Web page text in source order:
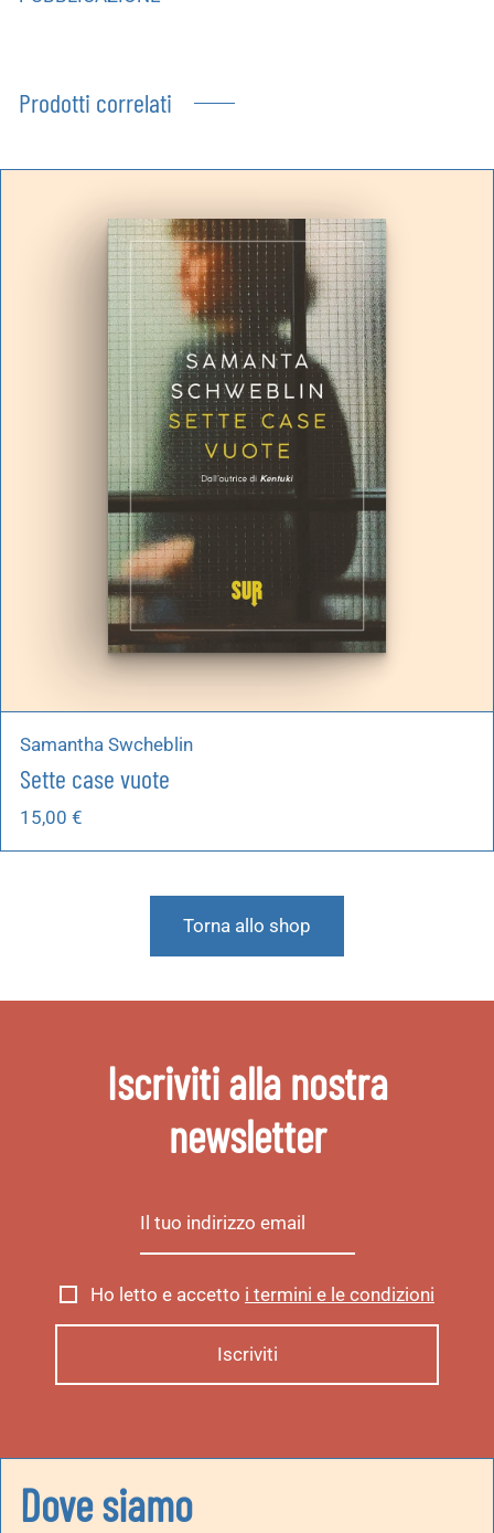
Prodotti correlati
Samantha Swcheblin
Sette case vuote
15,00 €
Torna allo shop
Iscriviti alla nostra
newsletter
Ho letto e accetto i termini e le condizioni
Dove siamo